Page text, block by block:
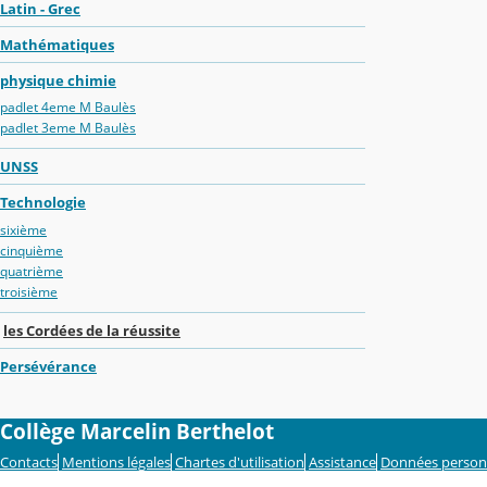
Latin - Grec
Mathématiques
physique chimie
padlet 4eme M Baulès
padlet 3eme M Baulès
UNSS
Technologie
sixième
cinquième
quatrième
troisième
les Cordées de la réussite
Persévérance
Collège Marcelin Berthelot
Contacts Mentions légales Chartes d'utilisation Assistance Données